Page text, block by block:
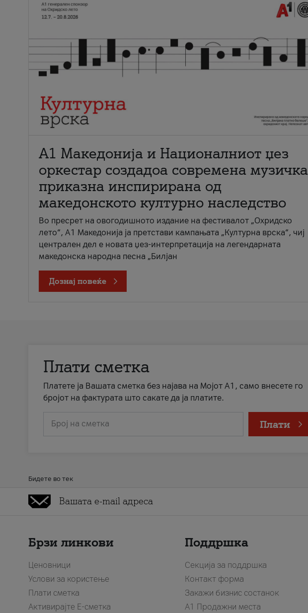
А1 Македонија и Националниот џез
оркестар создадоа современа музичка
приказна инспирирана од
македонското културно наследство
Во пресрет на овогодишното издание на фестивалот „Охридско
лето“, А1 Македонија ја претстави кампањата „Културна врска“, чиј
централен дел е новата џез-интерпретација на легендарната
македонска народна песна „Билјан
Дознај повеќе
Плати сметка
Платете ја Вашата сметка без најава на Мојот А1, само внесете го
бројот на фактурата што сакате да ја платите.
Број на сметка Плати
Бидете во тек
Брзи линкови
Ценовници
Услови за користење
Плати сметка
Активирајте Е-сметка
Поддршка
Секција за поддршка
Контакт форма
Закажи бизнис состанок
A1 Продажни места